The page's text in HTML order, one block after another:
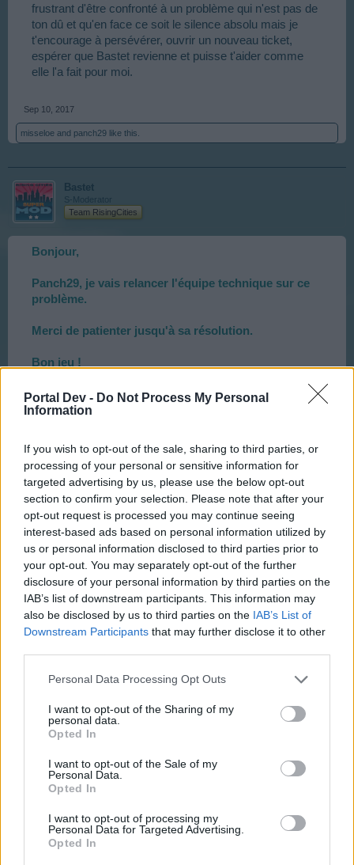
Portal Dev - Do Not Process My Personal
Information
If you wish to opt-out of the sale, sharing to third parties, or
processing of your personal or sensitive information for
targeted advertising by us, please use the below opt-out
section to confirm your selection. Please note that after your
opt-out request is processed you may continue seeing
interest-based ads based on personal information utilized by
us or personal information disclosed to third parties prior to
your opt-out. You may separately opt-out of the further
disclosure of your personal information by third parties on the
IAB’s list of downstream participants. This information may
also be disclosed by us to third parties on the IAB’s List of
Downstream Participants that may further disclose it to other
Personal Data Processing Opt Outs
I want to opt-out of the Sharing of my
personal data.
Opted In
I want to opt-out of the Sale of my
Personal Data.
Opted In
I want to opt-out of processing my
Personal Data for Targeted Advertising.
Opted In
frustrant d'être confronté à un problème qui n'est pas de
ton dû et qu'en face ce soit le silence absolu mais je
t'encourage à persévérer, ouvrir un nouveau ticket,
espérer que Bastet revienne et puisse t'aider comme
elle l'a fait pour moi.
Sep 10, 2017
misseloe and panch29 like this.
Bastet
S-Moderator
Team RisingCities
Bonjour,
Panch29, je vais relancer l'équipe technique sur ce
problème.
Merci de patienter jusqu'à sa résolution.
Bon jeu !
M-Bastet
Sep 12, 2017
panch29likes this.
panch29
User
merci M-Bastet
j'ai renvoyer ce jour une nouvelle requête.
alors j'attends
Sep 12, 2017
User
le lait va tourner !!!
Voici la réponse du 19/09/2017
Nous vous remercions d’avoir contacté le support client